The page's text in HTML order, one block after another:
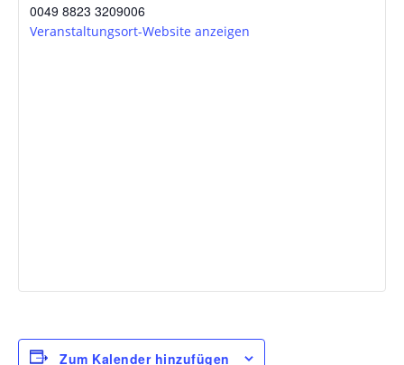
0049 8823 3209006
Veranstaltungsort-Website anzeigen
Zum Kalender hinzufügen